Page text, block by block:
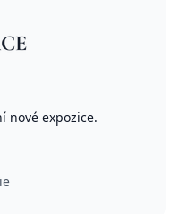
nové expozice.